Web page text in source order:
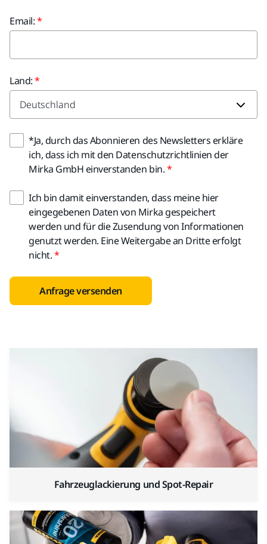
Email:
Land:
*Ja, durch das Abonnieren des Newsletters erkläre
ich, dass ich mit den Datenschutzrichtlinien der
Mirka GmbH einverstanden bin.
Ich bin damit einverstanden, dass meine hier
eingegebenen Daten von Mirka gespeichert
werden und für die Zusendung von Informationen
genutzt werden. Eine Weitergabe an Dritte erfolgt
nicht.
Anfrage versenden
Fahrzeuglackierung und Spot-Repair